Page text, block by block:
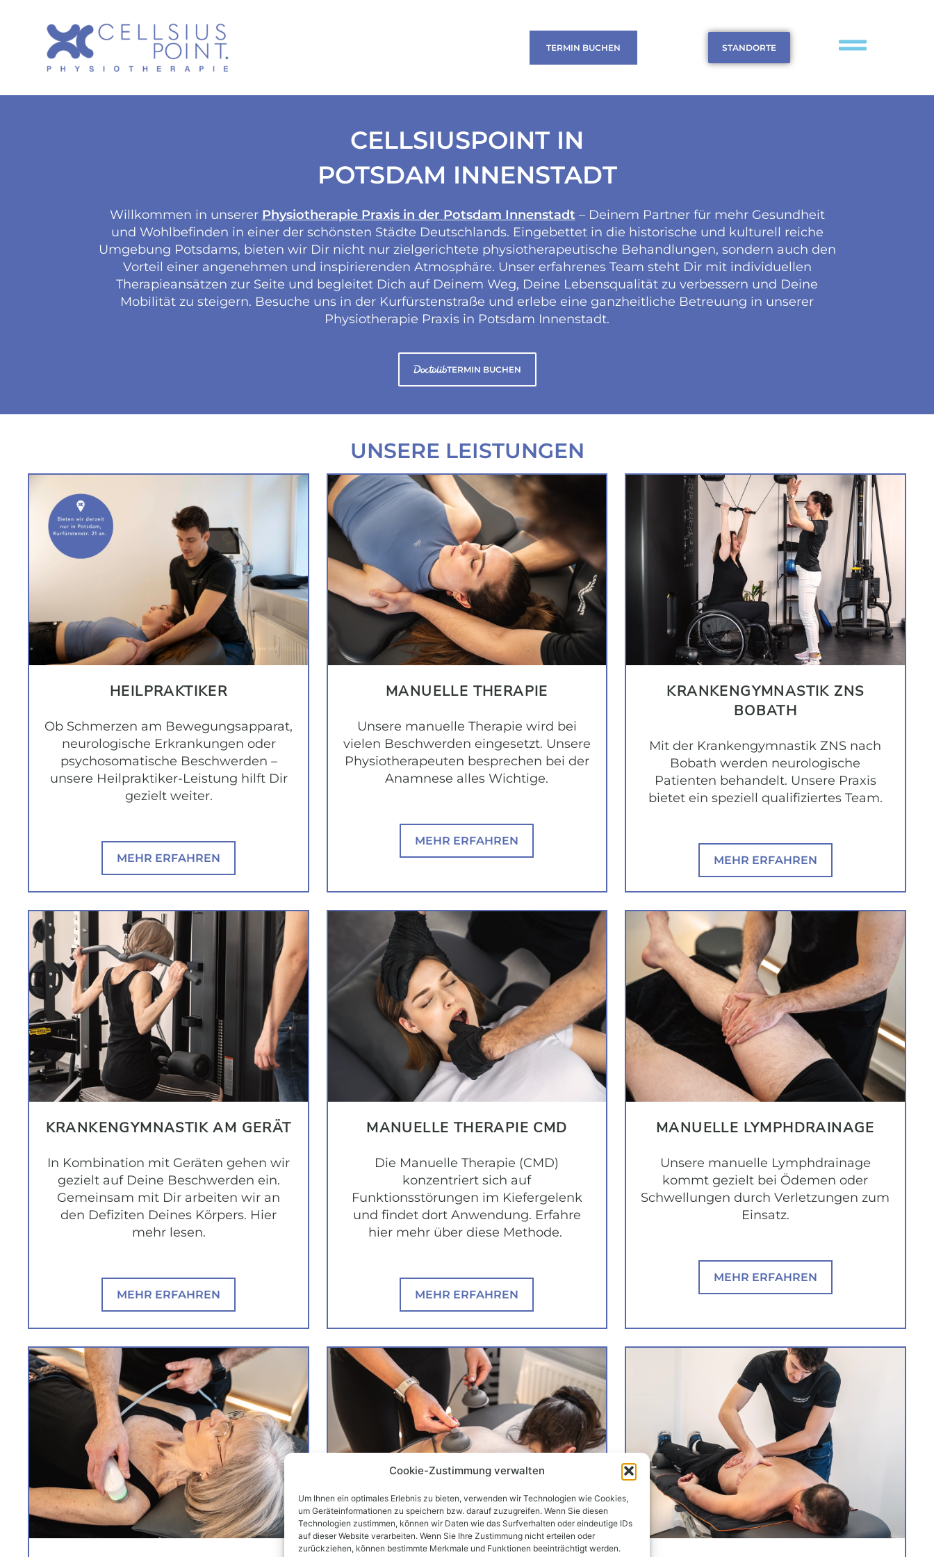
Cookie-Zustimmung verwalten
Um Ihnen ein optimales Erlebnis zu bieten, verwenden wir Technologien wie Cookies,
um Geräteinformationen zu speichern bzw. darauf zuzugreifen. Wenn Sie diesen
Technologien zustimmen, können wir Daten wie das Surfverhalten oder eindeutige IDs
auf dieser Website verarbeiten. Wenn Sie Ihre Zustimmung nicht erteilen oder
zurückziehen, können bestimmte Merkmale und Funktionen beeinträchtigt werden.
TERMIN BUCHEN STANDORTE
CELLSIUSPOINT IN
POTSDAM INNENSTADT
Willkommen in unserer Physiotherapie Praxis in der Potsdam Innenstadt – Deinem Partner für mehr Gesundheit
und Wohlbefinden in einer der schönsten Städte Deutschlands. Eingebettet in die historische und kulturell reiche
Umgebung Potsdams, bieten wir Dir nicht nur zielgerichtete physiotherapeutische Behandlungen, sondern auch den
Vorteil einer angenehmen und inspirierenden Atmosphäre. Unser erfahrenes Team steht Dir mit individuellen
Therapieansätzen zur Seite und begleitet Dich auf Deinem Weg, Deine Lebensqualität zu verbessern und Deine
Mobilität zu steigern. Besuche uns in der Kurfürstenstraße und erlebe eine ganzheitliche Betreuung in unserer
Physiotherapie Praxis in Potsdam Innenstadt.
TERMIN BUCHEN
UNSERE LEISTUNGEN
HEILPRAKTIKER
Ob Schmerzen am Bewegungsapparat,
neurologische Erkrankungen oder
psychosomatische Beschwerden –
unsere Heilpraktiker-Leistung hilft Dir
gezielt weiter.
MEHR ERFAHREN
MANUELLE THERAPIE
Unsere manuelle Therapie wird bei
vielen Beschwerden eingesetzt. Unsere
Physiotherapeuten besprechen bei der
Anamnese alles Wichtige.
MEHR ERFAHREN
KRANKEN­GYMNASTIK ZNS
BOBATH
Mit der Krankengymnastik ZNS nach
Bobath werden neurologische
Patienten behandelt. Unsere Praxis
bietet ein speziell qualifiziertes Team.
MEHR ERFAHREN
KRANKEN­GYMNASTIK AM GERÄT
In Kombination mit Geräten gehen wir
gezielt auf Deine Beschwerden ein.
Gemeinsam mit Dir arbeiten wir an
den Defiziten Deines Körpers. Hier
mehr lesen.
MEHR ERFAHREN
MANUELLE THERAPIE CMD
Die Manuelle Therapie (CMD)
konzentriert sich auf
Funktionsstörungen im Kiefergelenk
und findet dort Anwendung. Erfahre
hier mehr über diese Methode.
MEHR ERFAHREN
MANUELLE LYMPHDRAINAGE
Unsere manuelle Lymphdrainage
kommt gezielt bei Ödemen oder
Schwellungen durch Verletzungen zum
Einsatz.
MEHR ERFAHREN